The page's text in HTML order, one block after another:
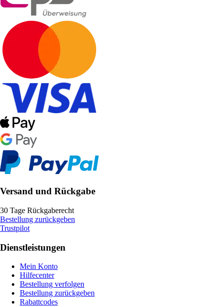
Versand und Rückgabe
30 Tage Rückgaberecht
Bestellung zurückgeben
Trustpilot
Dienstleistungen
Mein Konto
Hilfecenter
Bestellung verfolgen
Bestellung zurückgeben
Rabattcodes